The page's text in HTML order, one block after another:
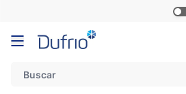
Pular para o conteúdo